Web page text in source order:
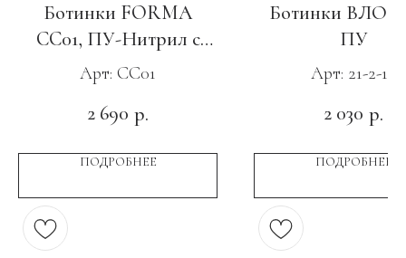
Ботинки FORMA
CC01, ПУ-Нитрил c
МП и АС
Арт: CC01
2 690 р.
ПОДРОБНЕЕ
Ботинки ВЛО
ПУ
Арт: 21-2-16
2 030 р.
ПОДРОБНЕЕ